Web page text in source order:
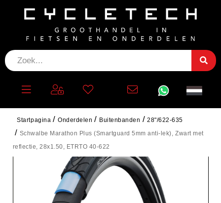
Startpagina Onderdelen Buitenbanden
28"/622-635
Schwalbe Marathon Plus (Smartguard 5mm anti-lek), Zwart met
reflectie, 28x1.50, ETRTO 40-622